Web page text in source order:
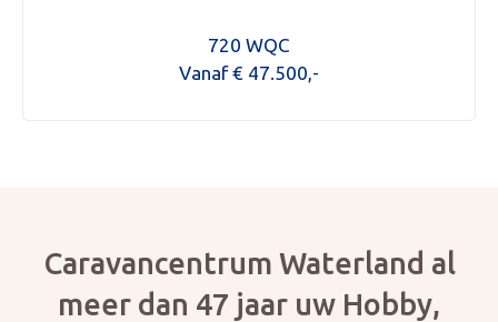
720 WQC
Vanaf € 47.500,-
Caravancentrum Waterland al
meer dan 47 jaar uw Hobby,